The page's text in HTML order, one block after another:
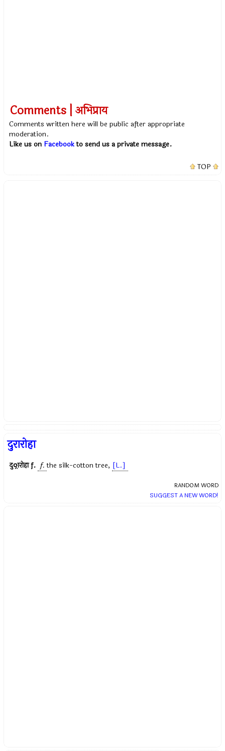
Comments | अभिप्राय
Comments written here will be public after appropriate
moderation.
Like us on Facebookto send us a private message.
TOP
दुरारोहा
दुर्ारोहाf. f. the silk-cotton tree, [L.]
RANDOM WORD
SUGGEST A NEW WORD!